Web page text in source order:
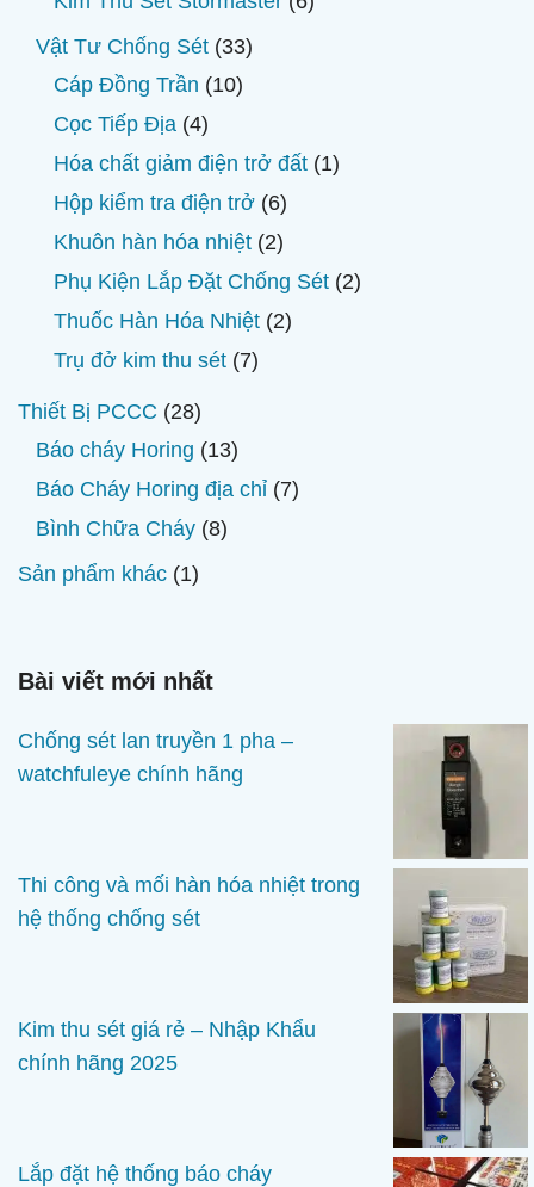
Vật Tư Chống Sét 3333
Cáp Đồng Trần 1010
phẩm
Cọc Tiếp Địa 44
sản
phẩm
Hóa chất giảm điện trở đất 11
Hộp kiểm tra điện trở 66
sản
phẩm
Khuôn hàn hóa nhiệt 22
sản
phẩm
Phụ Kiện Lắp Đặt Chống Sét 22
Thuốc Hàn Hóa Nhiệt 22
Trụ đở kim thu sét 77
Thiết Bị PCCC 2828
sản
phẩm
Báo cháy Horing 1313
sản
Báo Cháy Horing địa chỉ 77
Bình Chữa Cháy 88
Sản phẩm khác 11
Bài viết mới nhất
Chống sét lan truyền 1 pha –
watchfuleye chính hãng
Thi công và mối hàn hóa nhiệt trong
hệ thống chống sét
Kim thu sét giá rẻ – Nhập Khẩu
chính hãng 2025
Lắp đặt hệ thống báo cháy